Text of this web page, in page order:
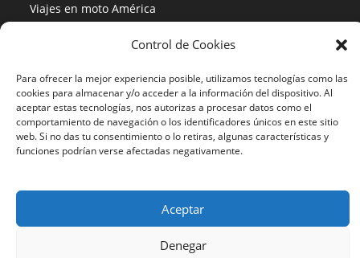
Control de Cookies
Para ofrecer la mejor experiencia posible, utilizamos tecnologías como las
cookies para almacenar y/o acceder a la información del dispositivo. Al
aceptar estas tecnologías, nos autorizas a procesar datos como el
comportamiento de navegación o los identificadores únicos en este sitio
web. Si no das tu consentimiento o lo retiras, algunas características y
funciones podrían verse afectadas negativamente.
Aceptar
Denegar
Viajes en moto América
633 24 27 26
Motorbeach Viajes © 2023 | DESARROLLO WEB JUEVER
Surfcamp